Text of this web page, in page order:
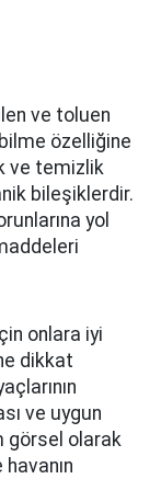
ve toluen
özelliğine
ve temizlik
bileşiklerdir.
yol
onlara iyi
dikkat
ve uygun
görsel olarak